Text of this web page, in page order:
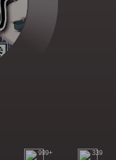
999+ 339